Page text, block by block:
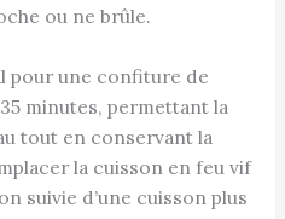
ou ne brûle.
pour une confiture de
minutes, permettant la
tout en conservant la
la cuisson en feu vif
suivie d’une cuisson plus